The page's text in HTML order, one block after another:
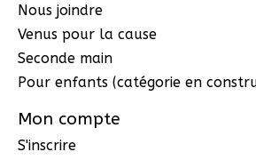
Nous joindre
Venus pour la cause
Seconde main
Pour enfants (catégorie en
Mon compte
S'inscrire